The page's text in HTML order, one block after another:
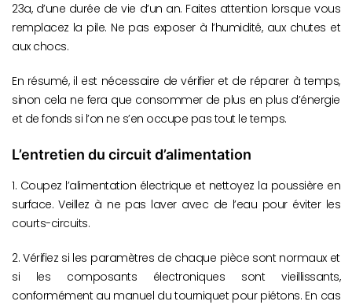
23a, d’une durée de vie d’un an. Faites attention lorsque vous
remplacez la pile. Ne pas exposer à l’humidité, aux chutes et
aux chocs.
En résumé, il est nécessaire de vérifier et de réparer à temps,
sinon cela ne fera que consommer de plus en plus d’énergie
et de fonds si l’on ne s’en occupe pas tout le temps.
L’entretien du circuit d’alimentation
1. Coupez l’alimentation électrique et nettoyez la poussière en
surface. Veillez à ne pas laver avec de l’eau pour éviter les
courts-circuits.
2. Vérifiez si les paramètres de chaque pièce sont normaux et
si les composants électroniques sont vieillissants,
conformément au manuel du tourniquet pour piétons. En cas